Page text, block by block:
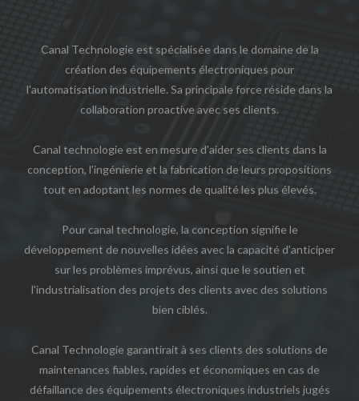
Canal Technologie est spécialisée dans le domaine de la
création des équipements électroniques pour
l'automatisation industrielle. Sa principale force réside dans la
collaboration proactive avec ses clients.
Canal technologie est en mesure d'aider ses clients dans la
conception, l'ingénierie et la fabrication de leurs propositions
tout en adoptant les normes de qualité les plus élevés.
Pour canal technologie, la conception signifie le
développement de nouvelles idées avec la capacité d'anticiper
sur les problèmes imprévus, ainsi que le soutien et
l'industrialisation des projets des clients avec des solutions
bien ciblés.
Canal Technologie garantirait à ses clients des solutions de
maintenances fiables, rapides et économiques en cas de
défaillance des équipements électroniques industriels jugés